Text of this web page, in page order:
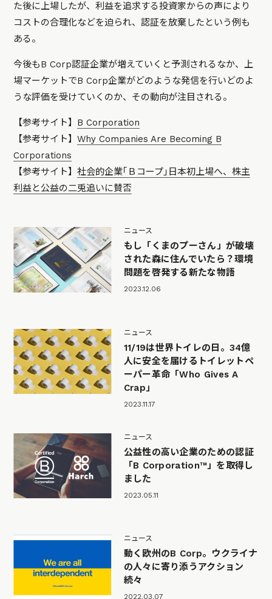
た後に上場したが、利益を追求する投資家からの声により
コストの合理化などを迫られ、認証を放棄したという例も
ある。
今後もB Corp認証企業が増えていくと予測されるなか、上
場マーケットでB Corp企業がどのような発信を行いどのよ
うな評価を受けていくのか、その動向が注目される。
【参考サイト】 B Corporation
【参考サイト】Why Companies Are Becoming B
Corporations
【参考サイト】社会的企業｢Ｂコープ｣日本初上場へ、株主
利益と公益の二兎追いに賛否
ニュース
もし「くまのプーさん」が破壊
された森に住んでいたら？環境
問題を啓発する新たな物語
2023.12.06
ニュース
11/19は世界トイレの日。34億
人に安全を届けるトイレットペ
ーパー革命「Who Gives A
Crap」
2023.11.17
ニュース
公益性の高い企業のための認証
「B Corporation™」を取得し
ました
2023.05.11
ニュース
動く欧州のB Corp。ウクライナ
の人々に寄り添うアクション
続々
2022.03.07